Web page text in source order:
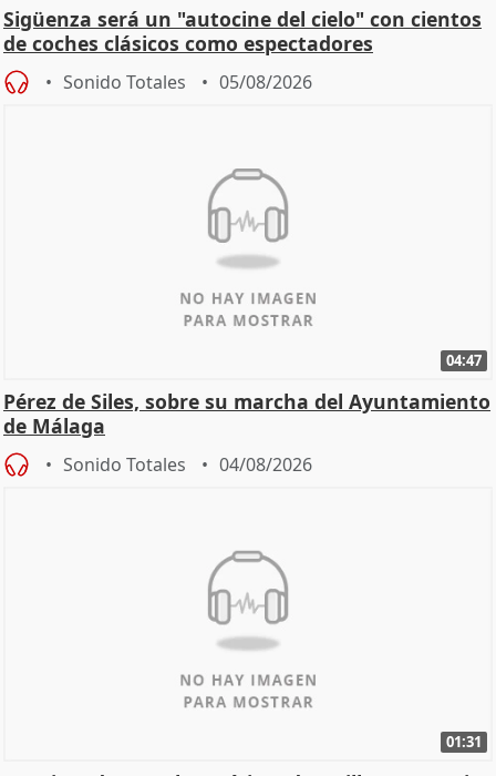
Sigüenza será un "autocine del cielo" con cientos
de coches clásicos como espectadores
Sonido Totales 05/08/2026
04:47
Pérez de Siles, sobre su marcha del Ayuntamiento
de Málaga
Sonido Totales 04/08/2026
01:31